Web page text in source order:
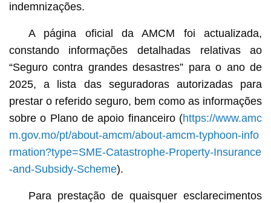
indemnizações.
A página oficial da AMCM foi actualizada,
constando informações detalhadas relativas ao
“Seguro contra grandes desastres” para o ano de
2025, a lista das seguradoras autorizadas para
prestar o referido seguro, bem como as informações
sobre o Plano de apoio financeiro (https://www.amc
m.gov.mo/pt/about-amcm/about-amcm-typhoon-info
rmation?type=SME-Catastrophe-Property-Insurance
-and-Subsidy-Scheme).
Para prestação de quaisquer esclarecimentos